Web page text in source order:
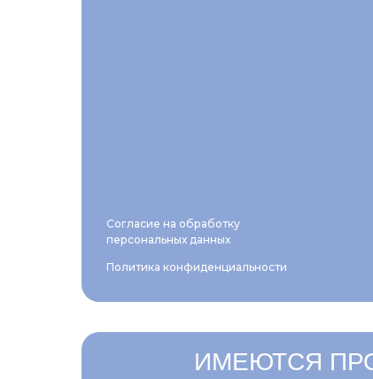
Политика конфиденциальности
Согласие на обработку
персональных данных
ИМЕЮТСЯ